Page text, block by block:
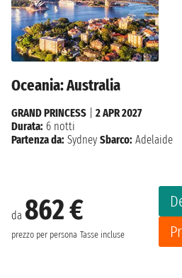
Oceania: Australia
da 862 €
prezzo per persona Tasse incluse
GRAND PRINCESS
2 APR 2027
Durata: 6 notti
Partenza da: Sydney Sbarco: Adelaide